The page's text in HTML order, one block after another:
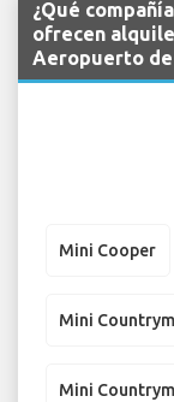
¿Qué
ofrecen
Aeropuerto de
Mini Cooper
Mini
Mini